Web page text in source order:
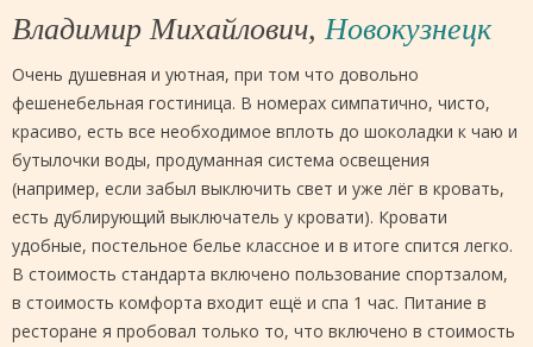
Владимир Михайлович,Новокузнецк
Очень душевная и уютная, при том что довольно
фешенебельная гостиница. В номерах симпатично, чисто,
красиво, есть все необходимое вплоть до шоколадки к чаю и
бутылочки воды, продуманная система освещения
(например, если забыл выключить свет и уже лёг в кровать,
есть дублирующий выключатель у кровати). Кровати
удобные, постельное белье классное и в итоге спится легко.
В стоимость стандарта включено пользование спортзалом,
в стоимость комфорта входит ещё и спа 1 час. Питание в
ресторане я пробовал только то, что включено в стоимость